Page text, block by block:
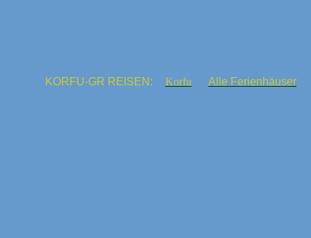
KORFU-GR REISEN: Korfu Alle Ferienhäuser